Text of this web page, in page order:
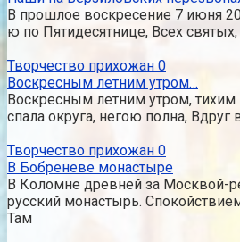
В прошлое воскресение 7 июня
ю по Пятидесятнице, Всех святых,
Творчество прихожан 0
Воскресным летним утром…
Воскресным летним утром,
спала округа, негою полна, Вдруг
Творчество прихожан 0
В Бобреневе монастыре
В Коломне древней за Москвой-
русский монастырь.
Там